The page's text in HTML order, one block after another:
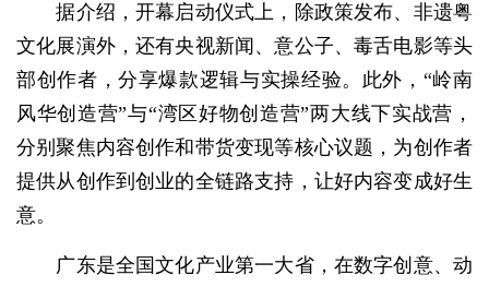
据介绍，开幕启动仪式上，除政策发布、非遗粤
文化展演外，还有央视新闻、意公子、毒舌电影等头
部创作者，分享爆款逻辑与实操经验。此外，“岭南
风华创造营”与“湾区好物创造营”两大线下实战营，
分别聚焦内容创作和带货变现等核心议题，为创作者
提供从创作到创业的全链路支持，让好内容变成好生
意。
广东是全国文化产业第一大省，在数字创意、动